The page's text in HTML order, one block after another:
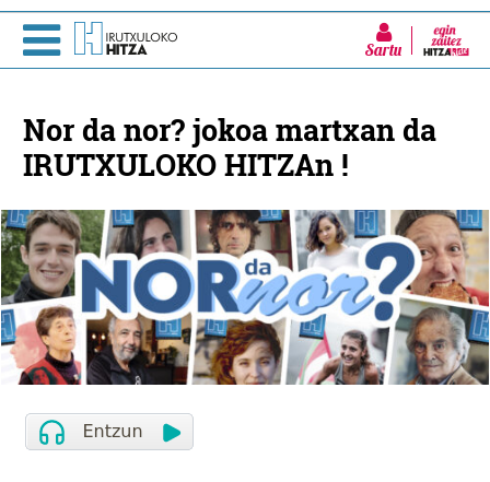
Sartu
Nor da nor? jokoa martxan da
IRUTXULOKO HITZAn !